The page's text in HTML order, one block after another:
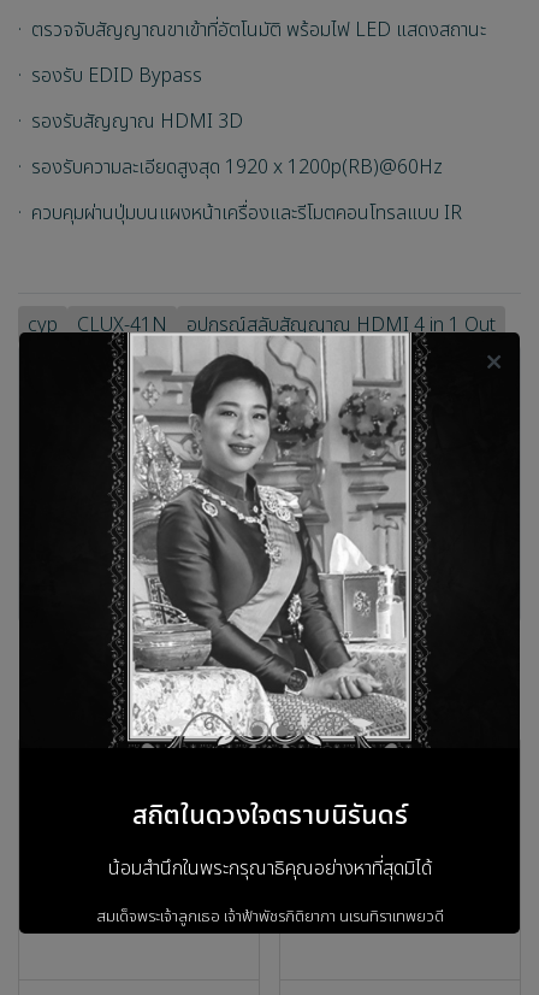
· ตรวจจับสัญญาณขาเข้าที่อัตโนมัติ พร้อมไฟ LED แสดงสถานะ
· รองรับ EDID Bypass
· รองรับสัญญาณ HDMI 3D
· รองรับความละเอียดสูงสุด 1920 x 1200p(RB)@60Hz
· ควบคุมผ่านปุ่มบนแผงหน้าเครื่องและรีโมตคอนโทรลแบบ IR
cyp CLUX-41N อุปกรณ์สลับสัญญาณ HDMI 4 in 1 Out
คะแนนและรีวิวสินค้า
ยังไม่มีคะแนนและรีวิว เป็นคนแรกที่แสดงความคิดเห็น
รีวิว
สินค้าที่เกี่ยวข้อง
สถิตในดวงใจตราบนิรันดร์
น้อมสำนึกในพระกรุณาธิคุณอย่างหาที่สุดมิได้
สมเด็จพระเจ้าลูกเธอ เจ้าฟ้าพัชรกิติยาภา นเรนทิราเทพยวดี